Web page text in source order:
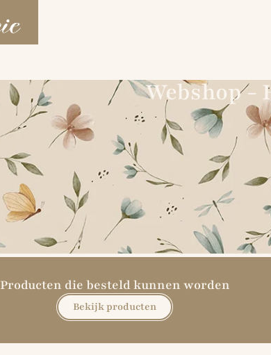
Webshop -
Producten die besteld kunnen worden
Bekijk producten